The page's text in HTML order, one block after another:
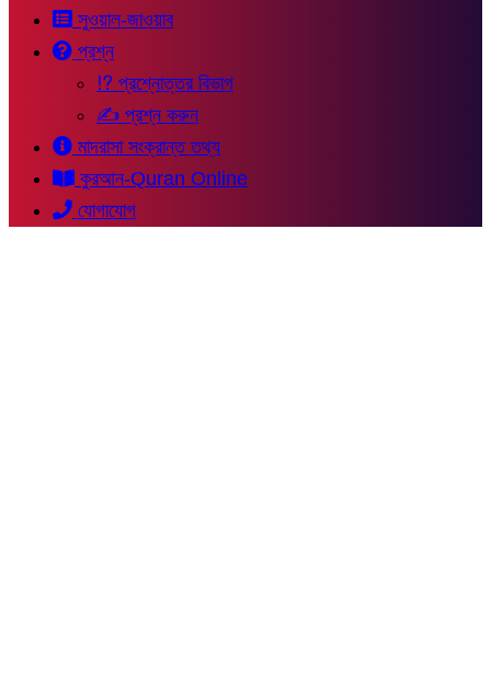
সুওয়াল-জাওয়াব
প্রশ্ন
⁉ প্রশ্নোত্তর বিভাগ
✍ প্রশ্ন করুন
মাদরাসা সংক্রান্ত তথ্য
কুরআন-Quran Online
যোগাযোগ